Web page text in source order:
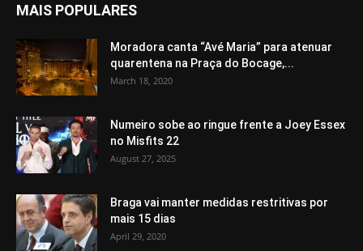
MAIS POPULARES
Moradora canta “Avé Maria” para atenuar
quarentena na Praça do Bocage,...
March 18, 2020
Numeiro sobe ao ringue frente a Joey Essex
no Misfits 22
August 27, 2025
Braga vai manter medidas restritivas por
mais 15 dias
April 29, 2020